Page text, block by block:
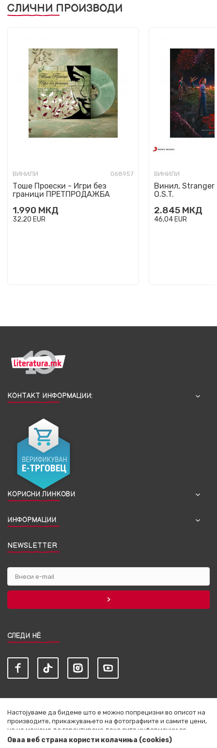
СЛИЧНИ ПРОИЗВОДИ
ВИНИЛИ 068957
Тоше Проески - Игри без
граници ПРЕТПРОДАЖБА
1.990 МКД
32,20 EUR
ВИНИЛИ
Винил, Stranger
O.S.T.
2.845 МКД
46,04EUR
КОНТАКТ ИНФОРМАЦИИ:
КОРИСНИ ЛИНКОВИ
ИНФОРМАЦИИ
NEWSLETTER
СЛЕДИ НЀ
Настојуваме да бидеме што е можно попрецизни во описот на
производите, прикажувањето на фотографиите и самите цени,
но не можеме да гарантираме дека сите информации се
комплетни и без грешки. Сите артикли прикажани на сајтот се
Оваа веб страна користи колачиња (cookies)